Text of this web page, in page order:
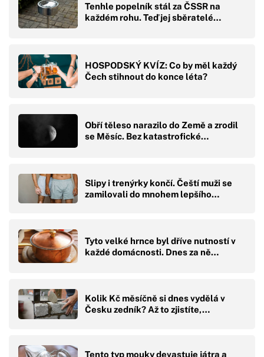
Tenhle popelník stál za ČSSR na
každém rohu. Teď jej sběratelé…
HOSPODSKÝ KVÍZ: Co by měl každý
Čech stihnout do konce léta?
Obří těleso narazilo do Země a zrodil
se Měsíc. Bez katastrofické…
Slipy i trenýrky končí. Čeští muži se
zamilovali do mnohem lepšího…
Tyto velké hrnce byl dříve nutností v
každé domácnosti. Dnes za ně…
Kolik Kč měsíčně si dnes vydělá v
Česku zedník? Až to zjistíte,…
Tento typ mouky devastuje játra a